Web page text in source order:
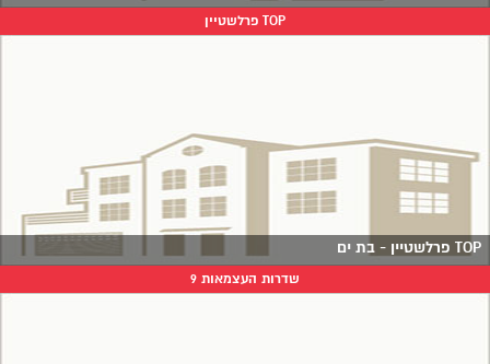
TOP פרלשטיין
TOP פרלשטיין - בת ים
שדרות העצמאות 9